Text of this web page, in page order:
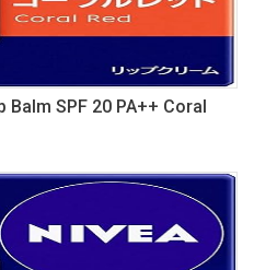
Balm SPF 20 PA++ Coral